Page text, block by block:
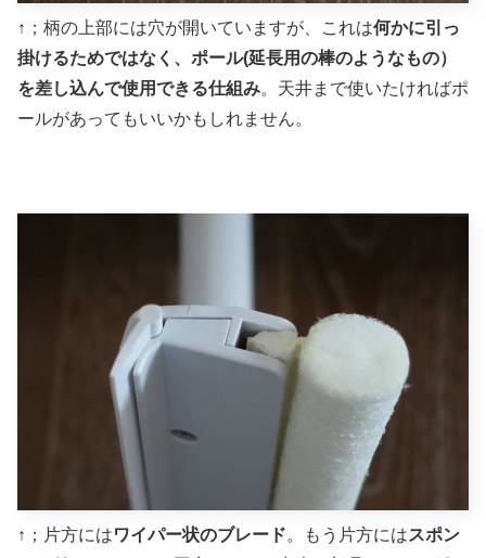
↑；柄の上部には穴が開いていますが、これは何かに引っ
掛けるためではなく、ポール(延長用の棒のようなもの）
を差し込んで使用できる仕組み。天井まで使いたければポ
ールがあってもいいかもしれません。
↑；片方にはワイパー状のブレード。もう片方にはスポン